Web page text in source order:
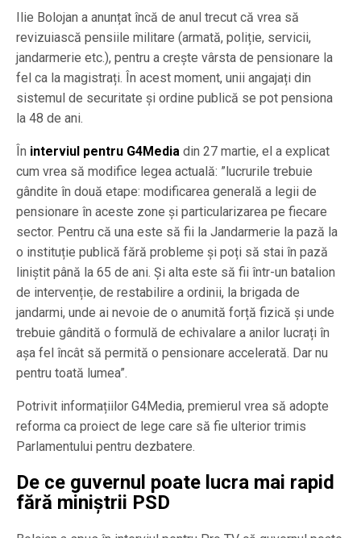
Ilie Bolojan a anunțat încă de anul trecut că vrea să
revizuiască pensiile militare (armată, poliție, servicii,
jandarmerie etc.), pentru a crește vârsta de pensionare la
fel ca la magistrați. În acest moment, unii angajați din
sistemul de securitate și ordine publică se pot pensiona
la 48 de ani.
În interviul pentru G4Media din 27 martie, el a explicat
cum vrea să modifice legea actuală: ”lucrurile trebuie
gândite în două etape: modificarea generală a legii de
pensionare în aceste zone și particularizarea pe fiecare
sector. Pentru că una este să fii la Jandarmerie la pază la
o instituție publică fără probleme și poți să stai în pază
liniștit până la 65 de ani. Și alta este să fii într-un batalion
de intervenție, de restabilire a ordinii, la brigada de
jandarmi, unde ai nevoie de o anumită forță fizică și unde
trebuie gândită o formulă de echivalare a anilor lucrați în
așa fel încât să permită o pensionare accelerată. Dar nu
pentru toată lumea”.
Potrivit informațiilor G4Media, premierul vrea să adopte
reforma ca proiect de lege care să fie ulterior trimis
Parlamentului pentru dezbatere.
De ce guvernul poate lucra mai rapid
fără miniștrii PSD